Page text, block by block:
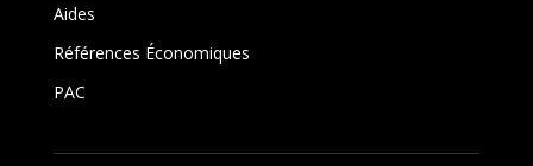
Aides
Références Économiques
PAC